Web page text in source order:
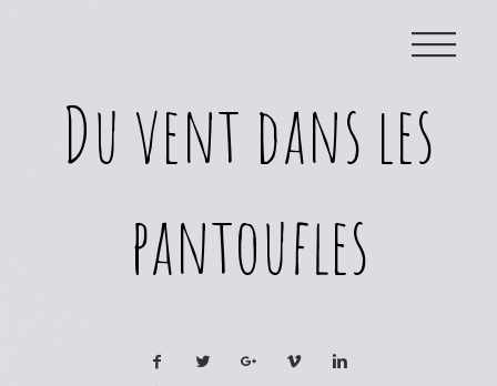
Du vent dans les
pantoufles
|||